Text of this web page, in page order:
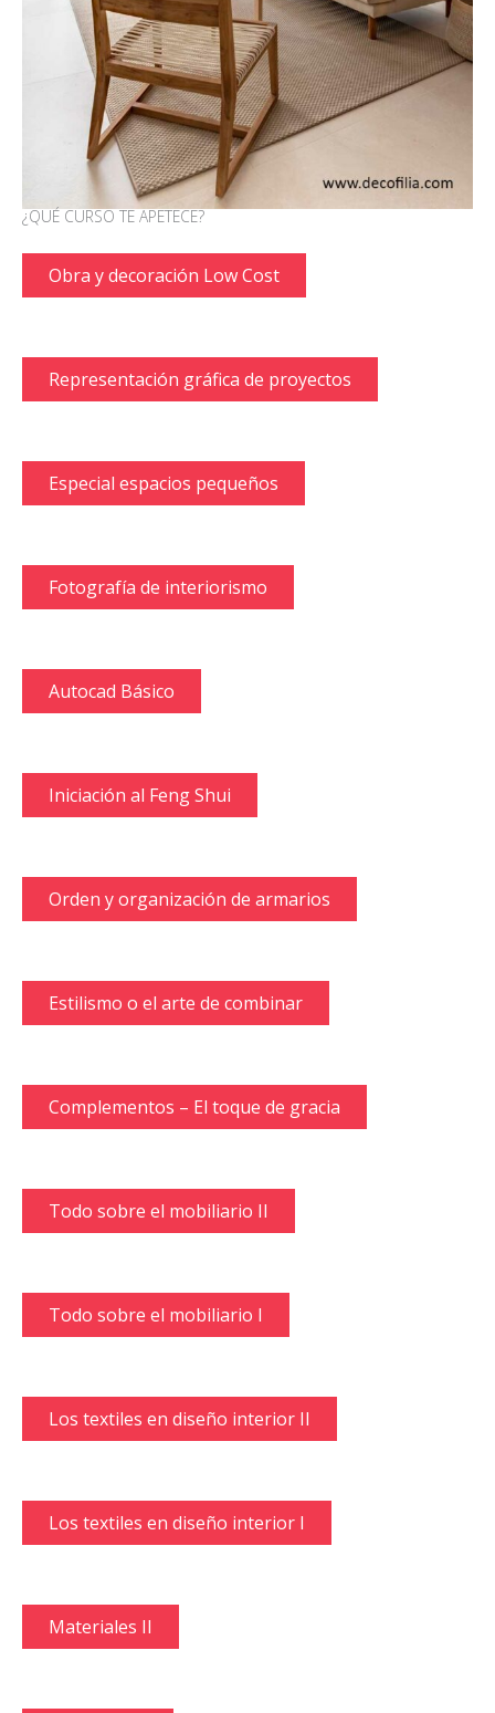
¿QUÉ CURSO TE APETECE?
Obra y decoración Low Cost
Representación gráfica de proyectos
Especial espacios pequeños
Fotografía de interiorismo
Autocad Básico
Iniciación al Feng Shui
Orden y organización de armarios
Estilismo o el arte de combinar
Complementos – El toque de gracia
Todo sobre el mobiliario II
Todo sobre el mobiliario I
Los textiles en diseño interior II
Los textiles en diseño interior I
Materiales II